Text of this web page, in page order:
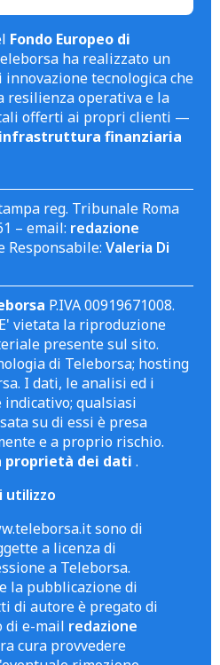
Fondo Europeo di
ha realizzato un
tecnologica che
resilienza operativa e la
offerti ai propri clienti —
infrastruttura finanziaria
reg. Tribunale Roma
– email: redazione
Responsabile: Valeria Di
P.IVA 00919671008.
vietata la riproduzione
presente sul sito.
di Teleborsa; hosting
I dati, le analisi ed i
qualsiasi
su di essi è presa
e a proprio rischio.
proprietà dei dati .
utilizzo
sono di
a licenza di
a Teleborsa.
la pubblicazione di
di autore è pregato di
di e-mail redazione
cura provvedere